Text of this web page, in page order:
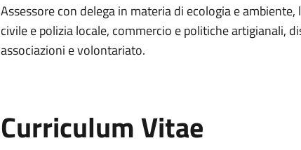
Assessore con delega in materia di ecologia e
civile e polizia locale, commercio e politiche artigianali,
associazioni e volontariato.
Curriculum Vitae